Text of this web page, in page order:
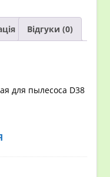
Відгуки (0)
для пылесоса D38